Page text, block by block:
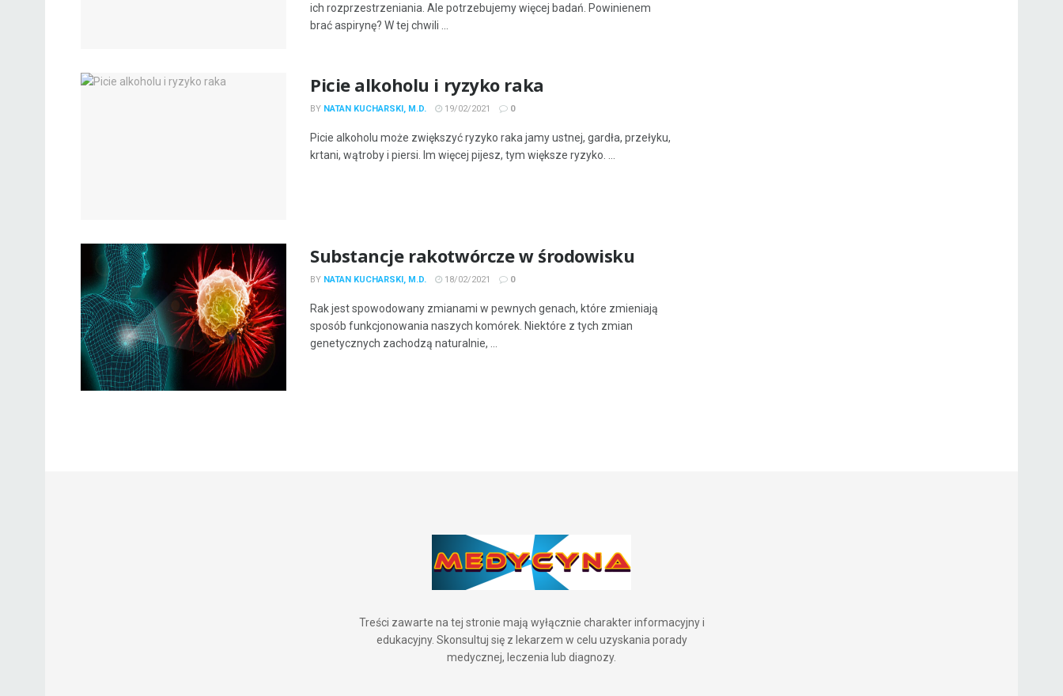
ich rozprzestrzeniania. Ale potrzebujemy więcej badań. Powinienem
brać aspirynę? W tej chwili ...
Picie alkoholu i ryzyko raka
BY NATAN KUCHARSKI, M.D. 19/02/2021 0
Picie alkoholu może zwiększyć ryzyko raka jamy ustnej, gardła, przełyku,
krtani, wątroby i piersi. Im więcej pijesz, tym większe ryzyko. ...
Substancje rakotwórcze w środowisku
BY NATAN KUCHARSKI, M.D. 18/02/2021 0
Rak jest spowodowany zmianami w pewnych genach, które zmieniają
sposób funkcjonowania naszych komórek. Niektóre z tych zmian
genetycznych zachodzą naturalnie, ...
Treści zawarte na tej stronie mają wyłącznie charakter informacyjny i
edukacyjny. Skonsultuj się z lekarzem w celu uzyskania porady
medycznej, leczenia lub diagnozy.